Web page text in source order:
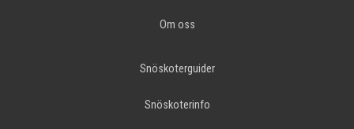
Om oss
Snöskoterguider
Snöskoterinfo